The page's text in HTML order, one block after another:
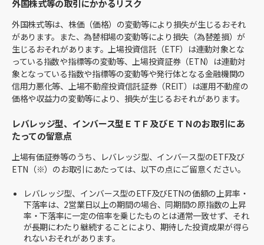
外国株式等の取引にかかるリスク
外国株式等は、株価（価格）の変動等により損失が生じるおそれ
があります。また、為替相場の変動等により損失（為替差損）が
生じるおそれがあります。上場投資信託（ETF）は連動対象とな
っている指数や指標等の変動等、上場投資証券（ETN）は連動対
象となっている指数や指標等の変動等や発行体となる金融機関の
信用力悪化等、上場不動産投資信託証券（REIT）は運用不動産の
価格や収益力の変動等により、損失が生じるおそれがあります。
レバレッジ型、インバース型ＥＴＦ及びＥＴＮのお取引にあ
たっての留意点
上場有価証券等のうち、レバレッジ型、インバース型のETF及び
ETN（※）のお取引にあたっては、以下の点にご留意ください。
レバレッジ型、インバース型のETF及びETNの価額の上昇率・
下落率は、2営業日以上の期間の場合、同期間の原指数の上昇
率・下落率に一定の倍率を乗じたものとは通常一致せず、それ
が長期にわたり継続することにより、期待した投資成果が得ら
れないおそれがあります。